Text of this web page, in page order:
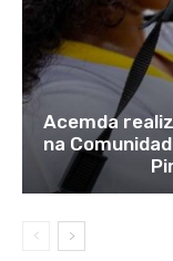
Acemda
na